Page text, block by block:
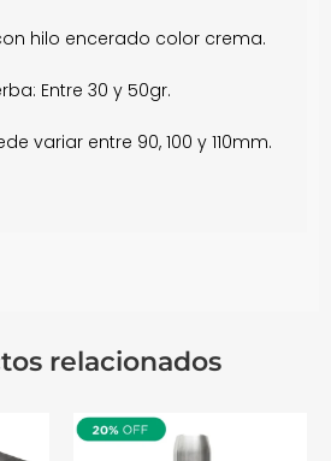
hilo encerado color crema.
Entre 30 y 50gr.
variar entre 90, 100 y 110mm.
relacionados